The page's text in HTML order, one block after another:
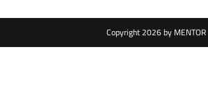
Copyright 2026 by MENTOR